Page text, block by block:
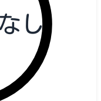
し